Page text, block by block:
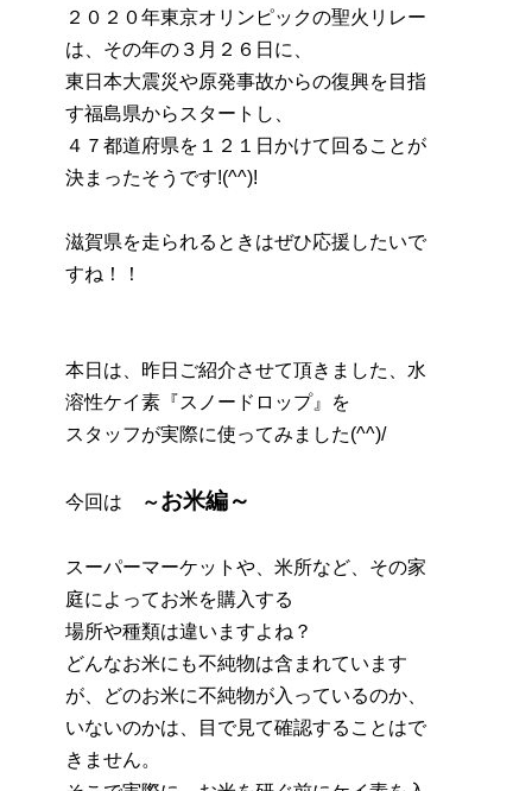
２０２０年東京オリンピックの聖火リレー
は、その年の３月２６日に、
東日本大震災や原発事故からの復興を目指
す福島県からスタートし、
４７都道府県を１２１日かけて回ることが
決まったそうです!(^^)!
滋賀県を走られるときはぜひ応援したいで
すね！！
本日は、昨日ご紹介させて頂きました、水
溶性ケイ素『スノードロップ』を
スタッフが実際に使ってみました(^^)/
今回は ～お米編～
スーパーマーケットや、米所など、その家
庭によってお米を購入する
場所や種類は違いますよね？
どんなお米にも不純物は含まれています
が、どのお米に不純物が入っているのか、
いないのかは、目で見て確認することはで
きません。